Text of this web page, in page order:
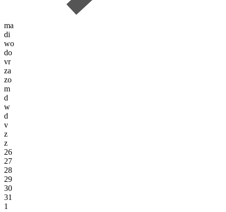
ma
di
wo
do
vr
za
zo
m
d
w
d
v
z
z
26
27
28
29
30
31
1